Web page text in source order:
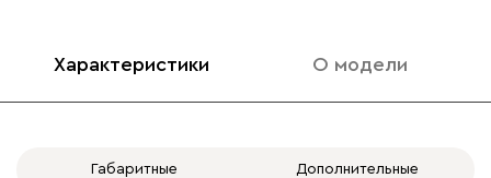
Характеристики О модели
Габаритные Дополнительные